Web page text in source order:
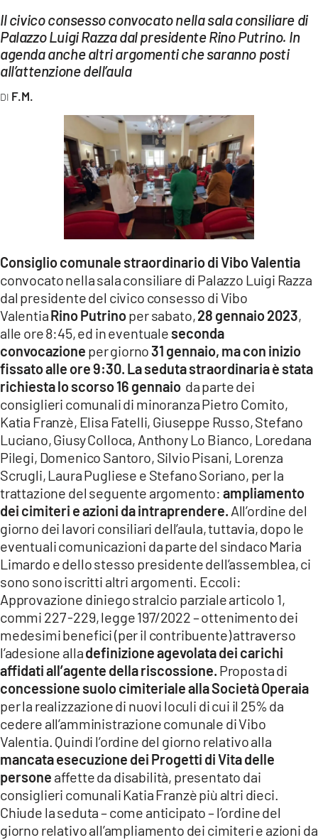
LAC NETWORK
LAC ONAIR
LaC
Network
LACPLAY.IT
LACONAIR.IT
LACITYMAG.IT
COSENZACHANNEL.IT
ILVIBONESE.IT
CATANZAROCHANNEL.IT
LACAPITALENEWS.IT
App
ANDROID
APPLE
Il civico consesso convocato nella sala consiliare di
Palazzo Luigi Razza dal presidente Rino Putrino. In
agenda anche altri argomenti che saranno posti
all’attenzione dell’aula
F.M.
Consiglio comunale straordinario di Vibo Valentia
convocato nella sala consiliare di Palazzo Luigi Razza
dal presidente del civico consesso di Vibo
ValentiaRino Putrinoper sabato,28 gennaio 2023,
alle ore 8:45, ed in eventuale seconda
convocazione per giorno31 gennaio, ma con inizio
fissato alle ore 9:30. La seduta straordinaria è stata
richiesta lo scorso 16 gennaio da parte dei
consiglieri comunali di minoranza Pietro Comito,
Katia Franzè, Elisa Fatelli, Giuseppe Russo, Stefano
Luciano, Giusy Colloca, Anthony Lo Bianco, Loredana
Pilegi, Domenico Santoro, Silvio Pisani, Lorenza
Scrugli, Laura Pugliese e Stefano Soriano, per la
trattazione del seguente argomento: ampliamento
dei cimiteri e azioni da intraprendere. All’ordine del
giorno dei lavori consiliari dell’aula, tuttavia, dopo le
eventuali comunicazioni da parte del sindaco Maria
Limardo e dello stesso presidente dell’assemblea, ci
sono sono iscritti altri argomenti. Eccoli:
Approvazione diniego stralcio parziale articolo 1,
commi 227 -229, legge 197/2022 – ottenimento dei
medesimi benefici (per il contribuente) attraverso
l’adesione alladefinizione agevolata dei carichi
affidati all’agente della riscossione. Proposta di
concessione suolo cimiteriale alla Società Operaia
per la realizzazione di nuovi loculi di cui il 25% da
cedere all’amministrazione comunale di Vibo
Valentia. Quindi l’ordine del giorno relativo alla
mancata esecuzione dei Progetti di Vita delle
persone affette da disabilità, presentato dai
consiglieri comunali Katia Franzè più altri dieci.
Chiude la seduta – come anticipato – l’ordine del
giorno relativo all’ampliamento dei cimiteri e azioni da